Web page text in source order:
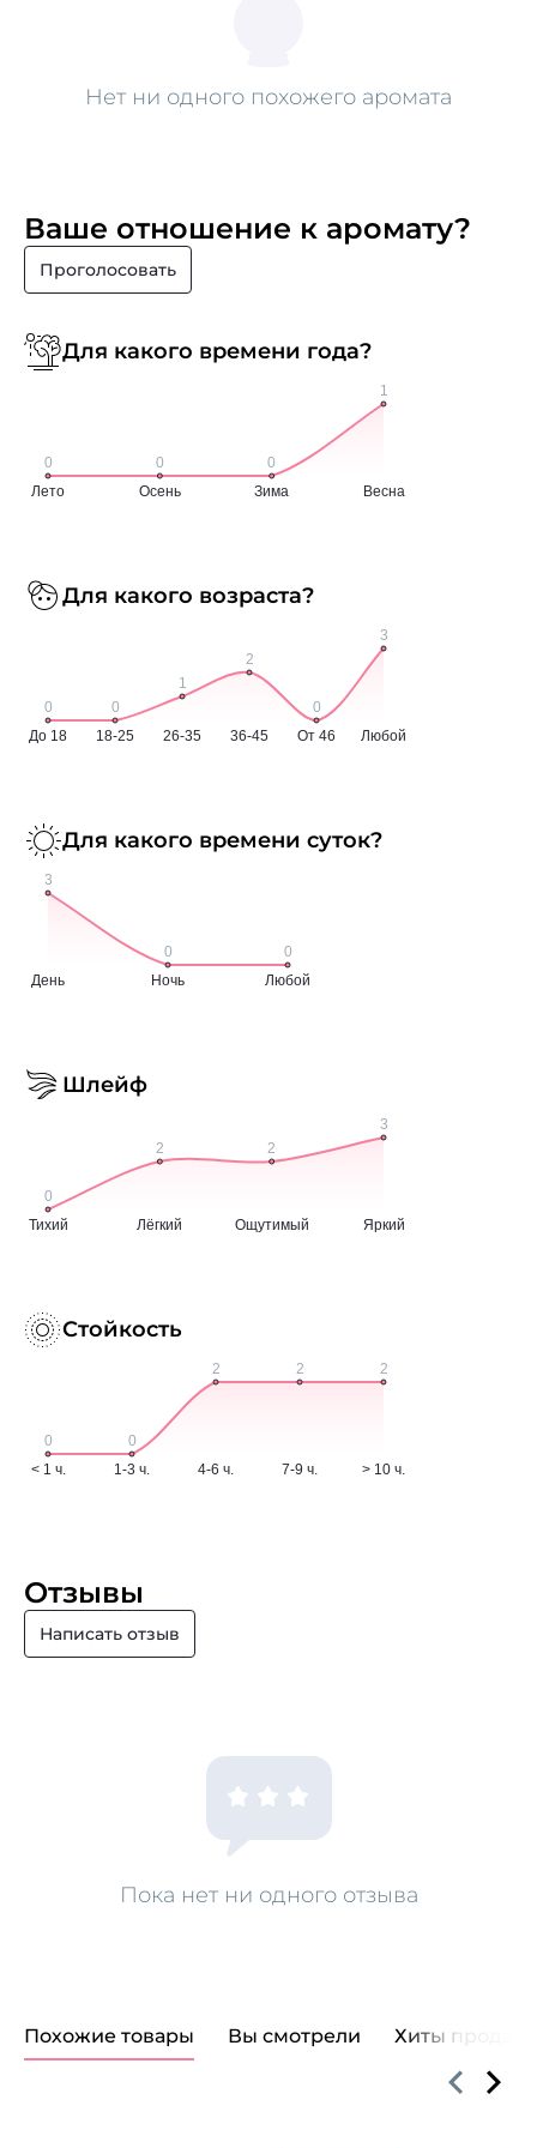
Нет ни одного похожего аромата
Ваше отношение к аромату?
Проголосовать
Для какого времени года?
Для какого возраста?
Для какого времени суток?
Шлейф
Стойкость
Отзывы
Написать отзыв
Пока нет ни одного отзыва
Похожие товары Вы смотрели Хиты продаж